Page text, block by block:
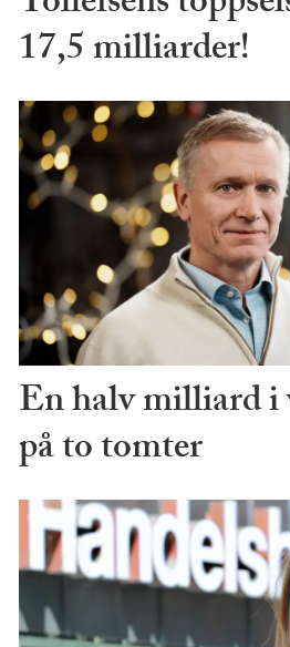
17,5 milliarder!
En halv milliard
på to tomter